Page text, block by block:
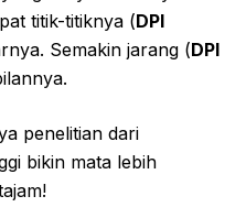
titik-titiknya (DPI
Semakin jarang (DPI
penelitian dari
bikin mata lebih